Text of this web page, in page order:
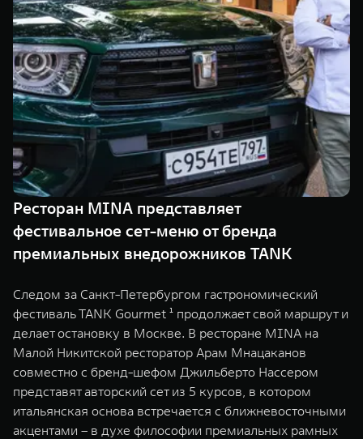
TANK 500
Веди за собой
от 6 499 000 ₽
TANK 700
Сила
от 10
WEY 07
Расширяя границы комфорта
от 6 149 000 ₽
WEY 05
Эстетика
от 5 699
TANK Финансы
Корпоративным клиентам
TANK ФИНАНСЫ
TANK Кредит
TANK Лизинг
TANK Страхование
Сервис
Специальные предложения
Моторные масла
ЦИФРОВЫЕ СЕРВИСЫ TANK
Цифровые сервисы TANK
Подписки
Ресторан MINA представляет
фестивальное сет-меню от бренда
премиальных внедорожников TANK
Следом за Санкт-Петербургом гастрономический
фестиваль TANK Gourmet ¹ продолжает свой маршрут и
делает остановку в Москве. В ресторане MINA на
Малой Никитской ресторатор Арам Мнацаканов
совместно с бренд-шефом Джильберто Нассером
представят авторский сет из 5 курсов, в котором
итальянская основа встречается с ближневосточными
акцентами – в духе философии премиальных рамных